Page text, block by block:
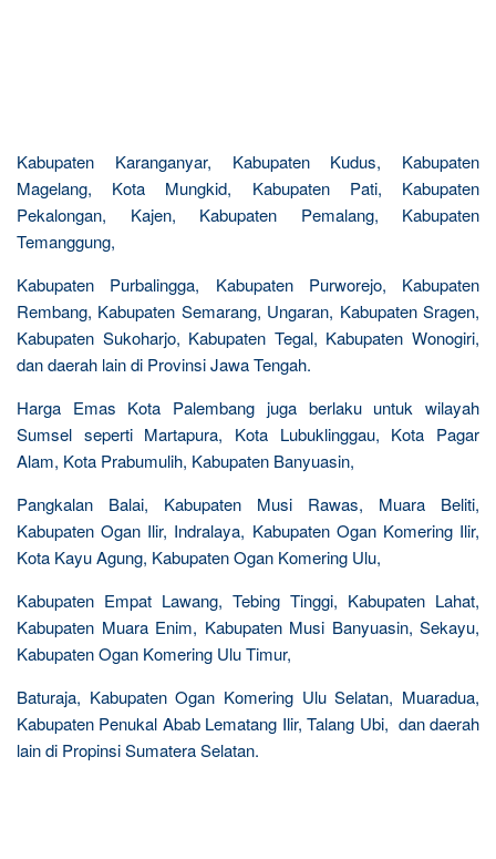
Kabupaten Karanganyar, Kabupaten Kudus, Kabupaten
Magelang, Kota Mungkid, Kabupaten Pati, Kabupaten
Pekalongan, Kajen, Kabupaten Pemalang, Kabupaten
Temanggung,
Kabupaten Purbalingga, Kabupaten Purworejo, Kabupaten
Rembang, Kabupaten Semarang, Ungaran, Kabupaten Sragen,
Kabupaten Sukoharjo, Kabupaten Tegal, Kabupaten Wonogiri,
dan daerah lain di Provinsi Jawa Tengah.
Harga Emas Kota Palembang juga berlaku untuk wilayah
Sumsel seperti Martapura, Kota Lubuklinggau, Kota Pagar
Alam, Kota Prabumulih, Kabupaten Banyuasin,
Pangkalan Balai, Kabupaten Musi Rawas, Muara Beliti,
Kabupaten Ogan Ilir, Indralaya, Kabupaten Ogan Komering Ilir,
Kota Kayu Agung, Kabupaten Ogan Komering Ulu,
Kabupaten Empat Lawang, Tebing Tinggi, Kabupaten Lahat,
Kabupaten Muara Enim, Kabupaten Musi Banyuasin, Sekayu,
Kabupaten Ogan Komering Ulu Timur,
Baturaja, Kabupaten Ogan Komering Ulu Selatan, Muaradua,
Kabupaten Penukal Abab Lematang Ilir, Talang Ubi, dan daerah
lain di Propinsi Sumatera Selatan.